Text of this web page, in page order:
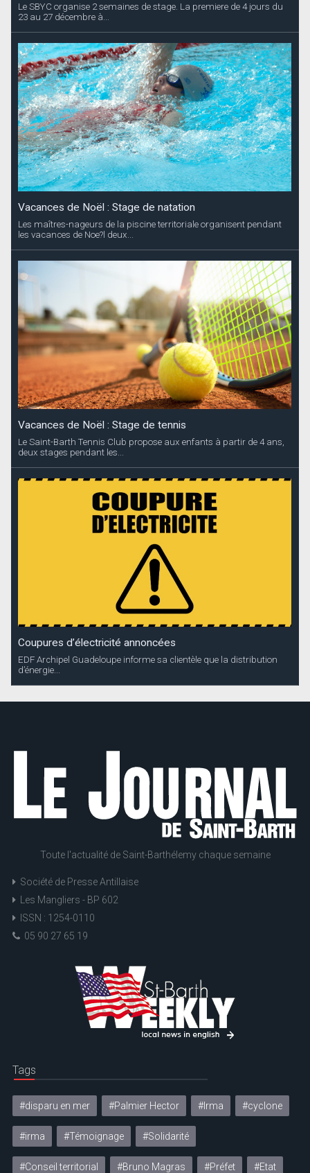
Le SBYC organise 2 semaines de stage. La premiere de 4 jours du
23 au 27 décembre à...
Vacances de Noël : Stage de natation
Les maîtres-nageurs de la piscine territoriale organisent pendant
les vacances de Noe?l deux...
Vacances de Noël : Stage de tennis
Le Saint-Barth Tennis Club propose aux enfants à partir de 4 ans,
deux stages pendant les...
Coupures d’électricité annoncées
EDF Archipel Guadeloupe informe sa clientèle que la distribution
d’énergie...
Toute l'actualité de Saint-Barthélemy chaque semaine
Société de Presse Antillaise
Les Mangliers - BP 602
ISSN : 1254-0110
05 90 27 65 19
Tags
#disparu en mer #Palmier Hector #Irma #cyclone
#irma #Témoignage #Solidarité
#Conseil territorial #Bruno Magras #Préfet #Etat